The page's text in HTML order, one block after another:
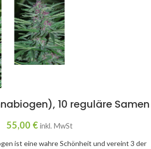
10 reguläre Samen
55,00 € inkl. MwSt
ist eine wahre Schönheit und vereint 3 der